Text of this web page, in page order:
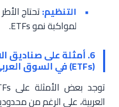
التنظيم:تحتاج
لمواكبة نمو ETFs.
6. أمثلة على صناديق
(ETFs) في السوق العربي
العربية، على الرغم من